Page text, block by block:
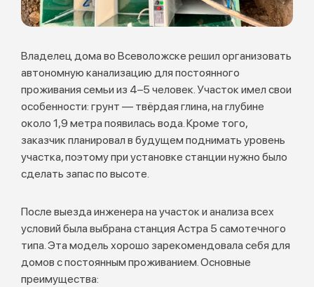
Владелец дома во Всеволожске решил организовать
автономную канализацию для постоянного
проживания семьи из 4–5 человек. Участок имел свои
особенности: грунт — твёрдая глина, на глубине
около 1,9 метра появилась вода. Кроме того,
заказчик планировал в будущем поднимать уровень
участка, поэтому при установке станции нужно было
сделать запас по высоте.
После выезда инженера на участок и анализа всех
условий была выбрана станция Астра 5 самотечного
типа. Эта модель хорошо зарекомендовала себя для
домов с постоянным проживанием. Основные
преимущества: